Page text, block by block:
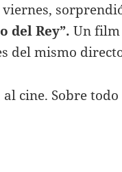
del Rey”. Un film
del mismo
cine. Sobre todo